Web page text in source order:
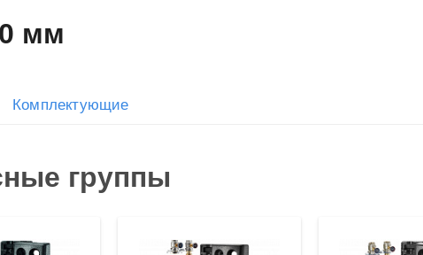
мм
Комплектующие
группы